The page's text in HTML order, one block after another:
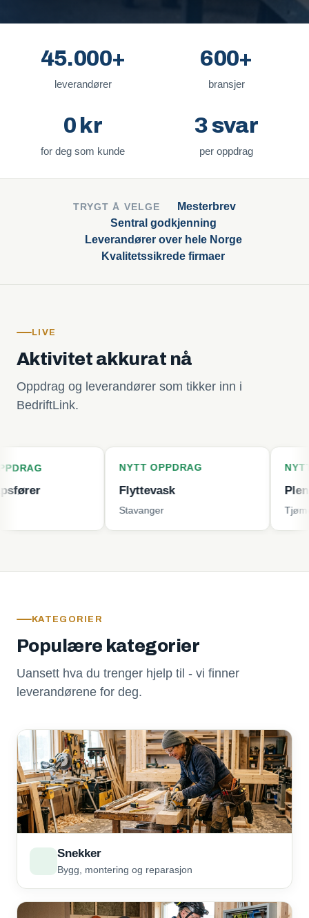
45.000+
leverandører
600+
bransjer
0 kr
for deg som kunde
3 svar
per oppdrag
TRYGT Å VELGE
Mesterbrev
Sentral godkjenning
Leverandører over hele Norge
Kvalitetssikrede firmaer
LIVE
Aktivitet akkurat nå
Oppdrag og leverandører som tikker inn i
BedriftLink.
NYTT OPPDRAG
Flyttevask
NYTT
Plenklipping
KATEGORIER
Populære kategorier
Uansett hva du trenger hjelp til - vi finner
leverandørene for deg.
Snekker
Bygg, montering og reparasjon